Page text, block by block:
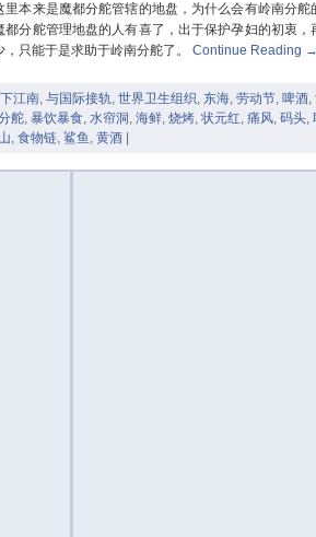
里本来是魔都分舵管辖的地盘，为什么会有岭南分舵
都分舵管理地盘的人有喜了，出于保护孕妇的初衷，
只能于是求助于岭南分舵了。
Continue Reading
下江南 ,与国际接轨 ,世界卫生组织 东海 ,劳动节 ,啤酒 ,
舵 ,暴饮暴食 ,水帘洞 ,海鲜 ,烧烤 ,状元红 ,痛风 ,码头 ,
,食物链 ,鲨鱼 ,黄酒 |